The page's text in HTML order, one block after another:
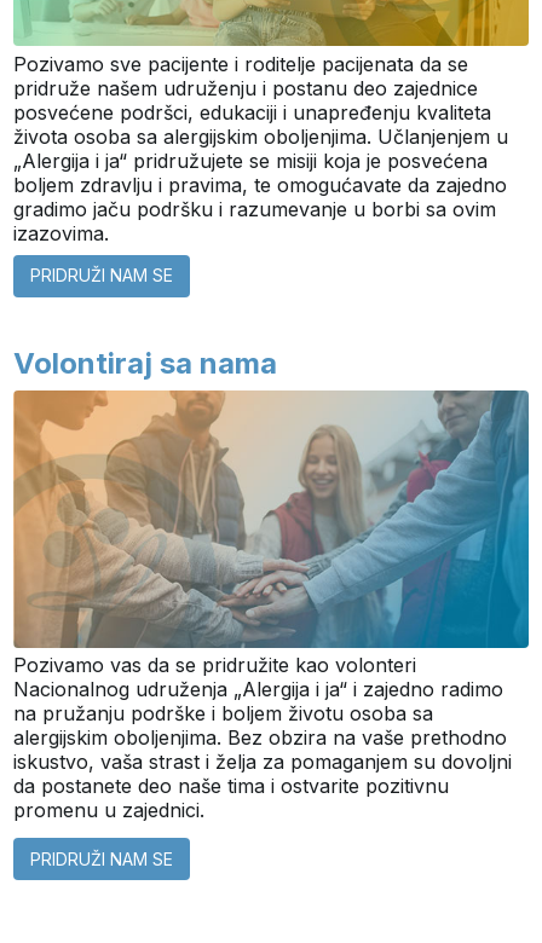
Pozivamo sve pacijente i roditelje pacijenata da se
pridruže našem udruženju i postanu deo zajednice
posvećene podršci, edukaciji i unapređenju kvaliteta
života osoba sa alergijskim oboljenjima. Učlanjenjem u
„Alergija i ja“ pridružujete se misiji koja je posvećena
boljem zdravlju i pravima, te omogućavate da zajedno
gradimo jaču podršku i razumevanje u borbi sa ovim
izazovima.
PRIDRUŽI NAM SE
Volontiraj sa nama
Pozivamo vas da se pridružite kao volonteri
Nacionalnog udruženja „Alergija i ja“ i zajedno radimo
na pružanju podrške i boljem životu osoba sa
alergijskim oboljenjima. Bez obzira na vaše prethodno
iskustvo, vaša strast i želja za pomaganjem su dovoljni
da postanete deo naše tima i ostvarite pozitivnu
promenu u zajednici.
PRIDRUŽI NAM SE